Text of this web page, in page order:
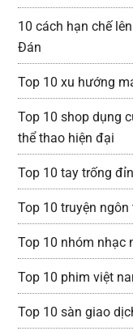
10 cách hạn chế
Đán
Top 10 xu hướng
Top 10 shop dụng
thể thao hiện đại
Top 10 tay trống
Top 10 truyện
Top 10 nhóm nhạc
Top 10 phim việt
Top 10 sàn giao